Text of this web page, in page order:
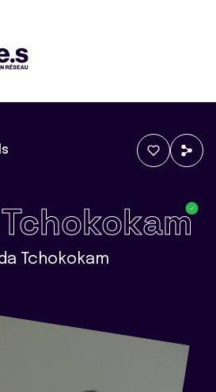
Tchokokam
Tchokokam